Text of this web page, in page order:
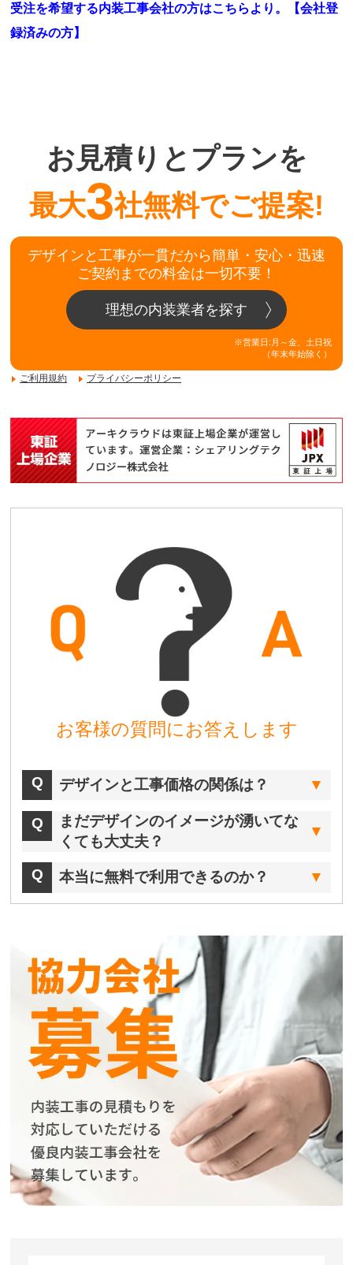
受注を希望する内装工事会社の方はこちらより。
【会社登
録済みの方】
お見積りとプランを
最大3社無料でご提案!
デザインと工事が一貫だから簡単・安心・迅速
ご契約までの料金は一切不要！
理想の内装業者を探す
※営業日:月～金、土日祝
（年末年始除く）
ご利用規約 プライバシーポリシー
お客様の質問にお答えします
デザインと工事価格の関係は？
まだデザインのイメージが湧いてな
くても大丈夫？
本当に無料で利用できるのか？